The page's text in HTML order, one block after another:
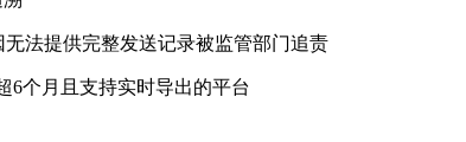
无法提供完整发送记录被监管部门追责
6个月且支持实时导出的平台